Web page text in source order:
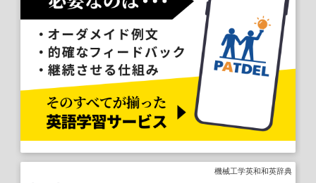
機械工学英和和英辞典